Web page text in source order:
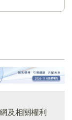
及相關權利